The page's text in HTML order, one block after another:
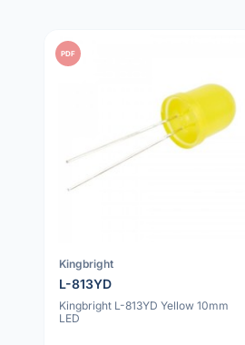
PDF
Kingbright
L-813YD
Kingbright L-813YD Yellow 10mm
LED